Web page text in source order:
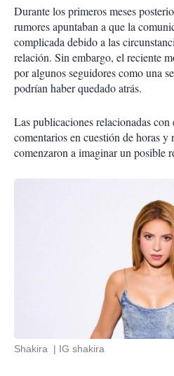
Durante los primeros meses
rumores apuntaban a que la
complicada debido a las
relación. Sin embargo, el reciente
por algunos seguidores como una
podrían haber quedado atrás.
Las publicaciones relacionadas
comentarios en cuestión de horas y
comenzaron a imaginar un posible
Shakira IG shakira